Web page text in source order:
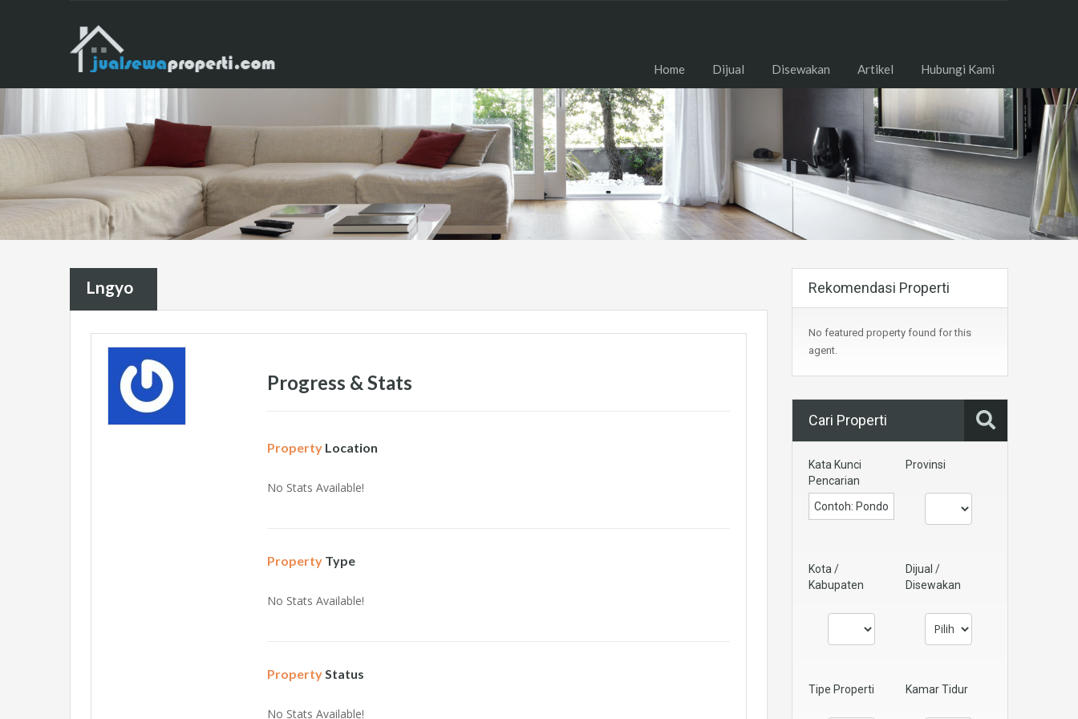
Home Dijual Disewakan Artikel Hubungi Kami
Lngyo
Progress & Stats
PropertyLocation
No Stats Available!
PropertyType
No Stats Available!
PropertyStatus
No Stats Available!
Rekomendasi Properti
No featured property found for this
agent.
Cari Properti
Kata Kunci
Pencarian
Provinsi
Kota /
Kabupaten
Dijual /
Disewakan
Tipe Properti Kamar Tidur